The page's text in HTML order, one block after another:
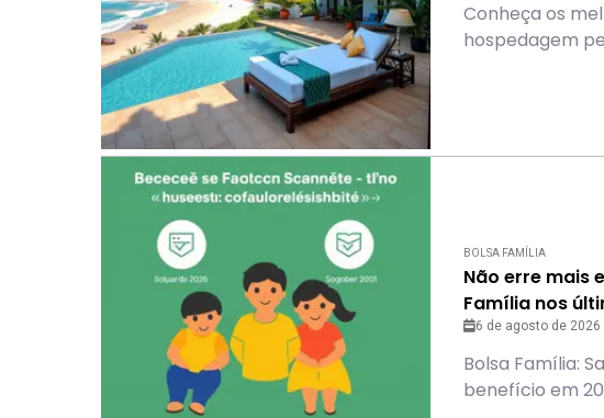
Conheça os
hospedagem
BOLSA FAMÍLIA
Não erre mais
Família nos
6 de agosto de 2026
Bolsa Família:
benefício em